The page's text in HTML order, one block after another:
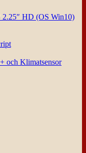
HD (OS Win10)
och Klimatsensor